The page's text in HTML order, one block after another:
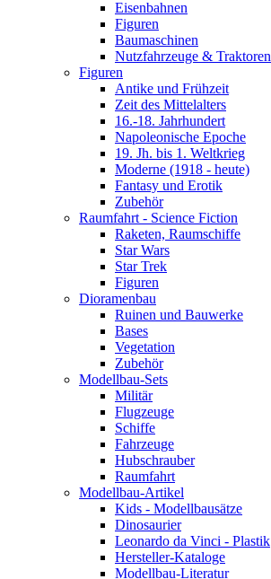
Eisenbahnen
Figuren
Baumaschinen
Nutzfahrzeuge & Traktoren
Figuren
Antike und Frühzeit
Zeit des Mittelalters
16.-18. Jahrhundert
Napoleonische Epoche
19. Jh. bis 1. Weltkrieg
Moderne (1918 - heute)
Fantasy und Erotik
Zubehör
Raumfahrt - Science Fiction
Raketen, Raumschiffe
Star Wars
Star Trek
Figuren
Dioramenbau
Ruinen und Bauwerke
Bases
Vegetation
Zubehör
Modellbau-Sets
Militär
Flugzeuge
Schiffe
Fahrzeuge
Hubschrauber
Raumfahrt
Modellbau-Artikel
Kids - Modellbausätze
Dinosaurier
Leonardo da Vinci - Plastik
Hersteller-Kataloge
Modellbau-Literatur